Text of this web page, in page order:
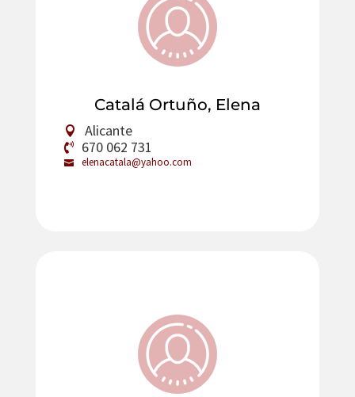
Catalá Ortuño, Elena
Alicante
670 062 731
elenacatala@yahoo.com